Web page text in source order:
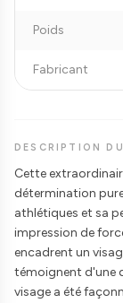
Poids
Fabricant
DESCRIPTION
Cette
détermination
athlétiques et sa
impression de
encadrent un
témoignent d'une
visage a été